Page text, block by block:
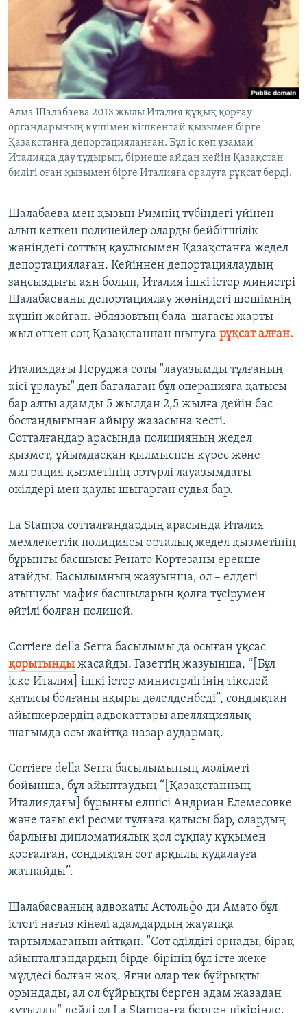
Алма Шалабаева 2013 жылы Италия құқық қорғау
органдарының күшімен кішкентай қызымен бірге
Қазақстанға депортацияланған. Бұл іс көп ұзамай
Италияда дау тудырып, бірнеше айдан кейін Қазақстан
билігі оған қызымен бірге Италияға оралуға рұқсат берді.
Шалабаева мен қызын Римнің түбіндегі үйінен
алып кеткен полицейлер оларды бейбітшілік
жөніндегі соттың қаулысымен Қазақстанға жедел
депортациялаған. Кейіннен депортациялаудың
заңсыздығы аян болып, Италия ішкі істер министрі
Шалабаеваны депортациялау жөніндегі шешімнің
күшін жойған. Әблязовтың бала-шағасы жарты
жыл өткен соң Қазақстаннан шығуға рұқсат алған.
Италиядағы Перуджа соты "лауазымды тұлғаның
кісі ұрлауы" деп бағалаған бұл операцияға қатысы
бар алты адамды 5 жылдан 2,5 жылға дейін бас
бостандығынан айыру жазасына кесті.
Сотталғандар арасында полицияның жедел
қызмет, ұйымдасқан қылмыспен күрес және
миграция қызметінің әртүрлі лауазымдағы
өкілдері мен қаулы шығарған судья бар.
La Stampa сотталғандардың арасында Италия
мемлекеттік полициясы орталық жедел қызметінің
бұрынғы басшысы Ренато Кортезаны ерекше
атайды. Басылымның жазуынша, ол – елдегі
атышулы мафия басшыларын қолға түсірумен
әйгілі болған полицей.
Corriere della Serra басылымы да осыған ұқсас
қорытынды жасайды. Газеттің жазуынша, “[Бұл
іске Италия] ішкі істер министрлігінің тікелей
қатысы болғаны ақыры дәлелденбеді”, сондықтан
айыпкерлердің адвокаттары апелляциялық
шағымда осы жайтқа назар аудармақ.
Corriere della Serra басылымының мәліметі
бойынша, бұл айыптаудың “[Қазақстанның
Италиядағы] бұрынғы елшісі Андриан Елемесовке
және тағы екі ресми тұлғаға қатысы бар, олардың
барлығы дипломатиялық қол сұқпау құқымен
қорғалған, сондықтан сот арқылы қудалауға
жатпайды”.
Шалабаеваның адвокаты Астольфо ди Амато бұл
істегі нағыз кінәлі адамдардың жауапқа
тартылмағанын айтқан. "Сот әділдігі орнады, бірақ
айыпталғандардың бірде-бірінің бұл істе жеке
мүддесі болған жоқ. Яғни олар тек бұйрықты
орындады, ал ол бұйрықты берген адам жазадан
құтылды" дейді ол La Stampa-ға берген пікірінде.